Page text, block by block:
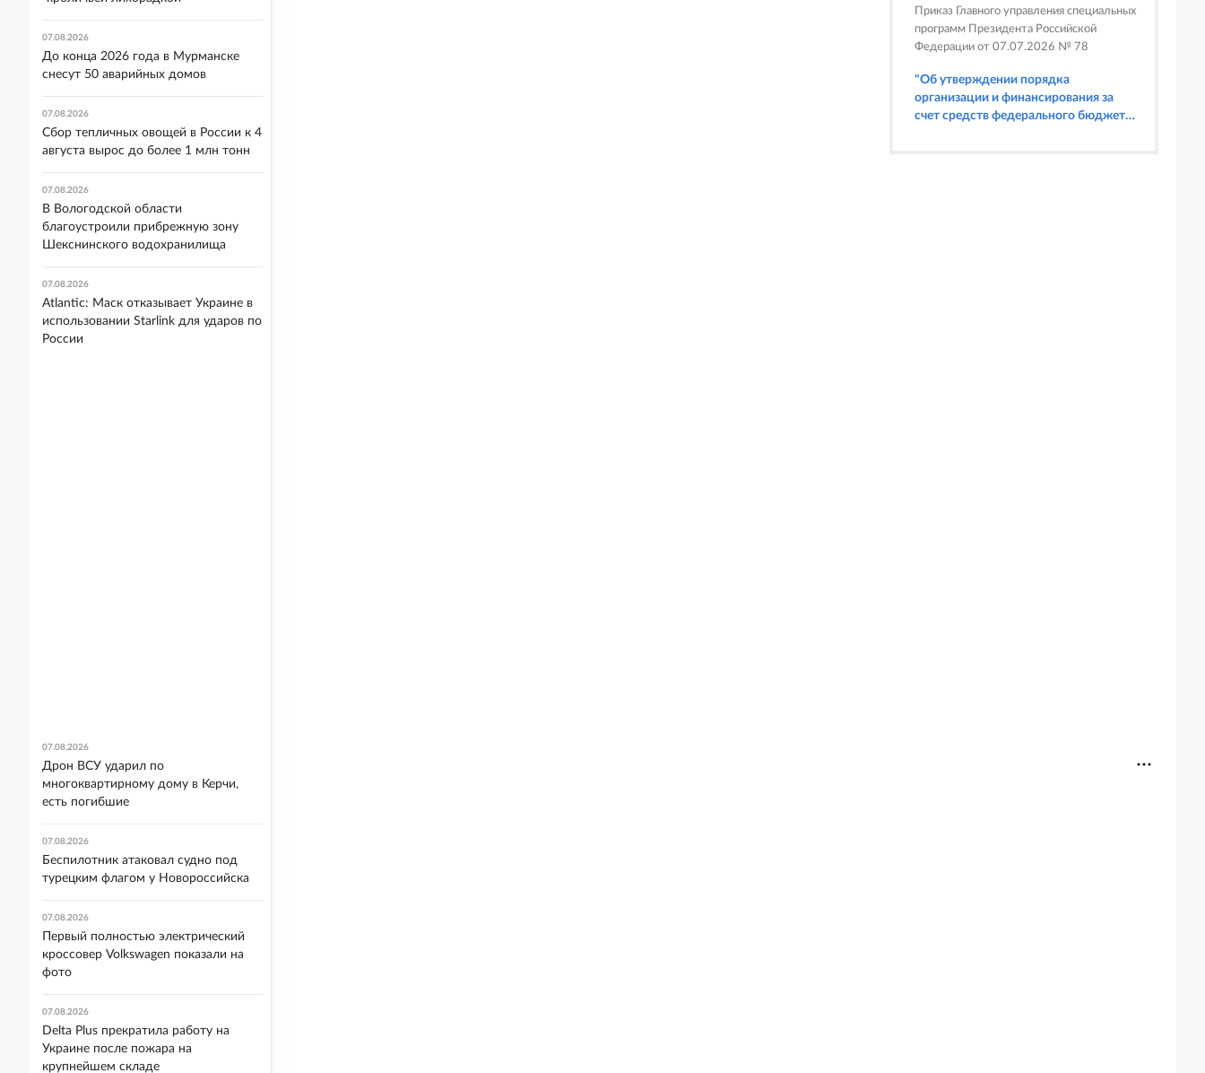
предусмотренных статьями 6.3, 8.1,
9.4, 9.5 и 9.5.1, частью 3 статьи 9.16,
статьей 14.44, частью 1 статьи 19.4,
статьей 19.4.1, частями 6 и 15 статьи
19.5, статьями 19.6 и 19.7, частью 1
статьи 19.26, статьей 19.33, частями 1,
2, 2.1, 6 и 6.1 статьи 20.4 Кодекса
Приказ Главного управления специальных
программ Президента Российской
Федерации от 07.07.2026 № 78
"Об утверждении порядка
организации и финансирования за
счет средств федерального бюджета
07.08.2026
До конца 2026 года в Мурманске
снесут 50 аварийных домов
07.08.2026
Сбор тепличных овощей в России к 4
августа вырос до более 1 млн тонн
07.08.2026
В Вологодской области
благоустроили прибрежную зону
Шекснинского водохранилища
07.08.2026
Atlantic: Маск отказывает Украине в
использовании Starlink для ударов по
России
07.08.2026
Дрон ВСУ ударил по
многоквартирному дому в Керчи,
есть погибшие
07.08.2026
Беспилотник атаковал судно под
турецким флагом у Новороссийска
07.08.2026
Первый полностью электрический
кроссовер Volkswagen показали на
фото
07.08.2026
Delta Plus прекратила работу на
Украине после пожара на
крупнейшем складе